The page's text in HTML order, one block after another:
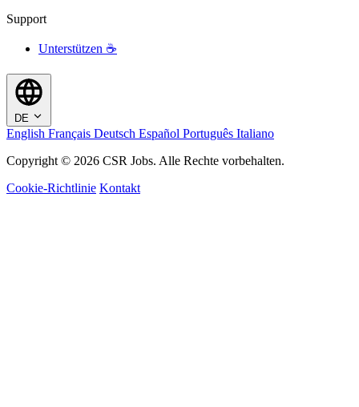
Support
Unterstützen ☕
DE
English Français Deutsch Español Português Italiano
Copyright © 2026 CSR Jobs. Alle Rechte vorbehalten.
Cookie-Richtlinie Kontakt